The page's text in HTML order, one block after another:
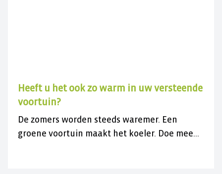
Heeft u het ook zo warm in uw versteende
voortuin?
De zomers worden steeds waremer. Een
groene voortuin maakt het koeler. Doe mee